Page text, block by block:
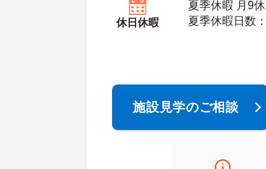
休日休暇
夏季休暇 月9休
施設見学のご相談